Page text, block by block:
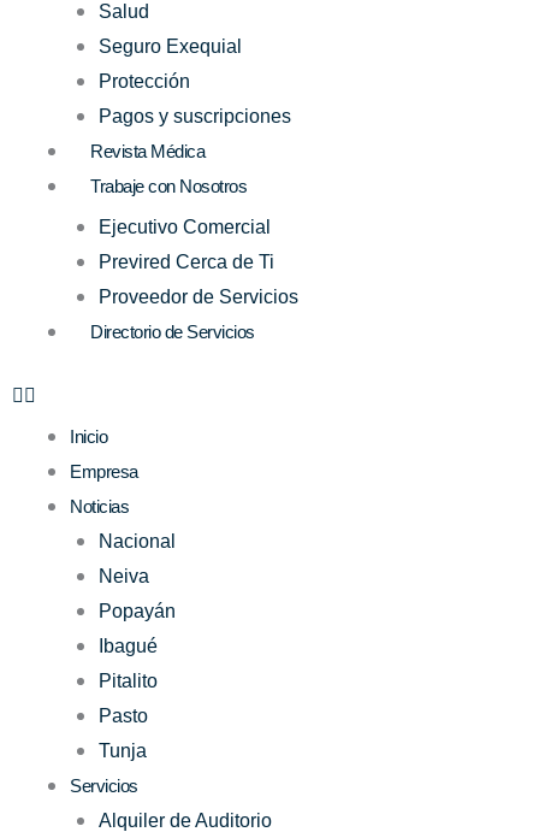
Salud
Seguro Exequial
Protección
Pagos y suscripciones
Revista Médica
Trabaje con Nosotros
Ejecutivo Comercial
Previred Cerca de Ti
Proveedor de Servicios
Directorio de Servicios
Inicio
Empresa
Noticias
Nacional
Neiva
Popayán
Ibagué
Pitalito
Pasto
Tunja
Servicios
Alquiler de Auditorio